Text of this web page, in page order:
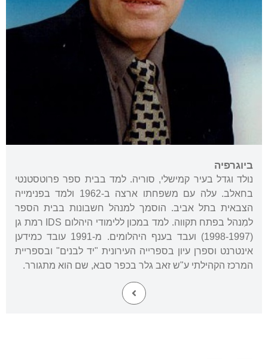
ביוגרפיה
נולד וגדל בעיר קמישלי, סוריה. למד בבית ספר פרוטסטנטי
בחאלב. עלה עם משפחתו ארצה ב-1962 ולמד בפנימייה
הצבאית בתל אביב. הוסמך למנהל חשבונות בבית הספר
למִנהל בפתח תקווה. למד במכון ללימודי היהלום IDS רמת גן
(1998-1997) ועבד בענף היהלומים. מ-1991 עובד כמידען
אינטרנט וספרן עיון בספרייה העירונית "יד לבנים" ובספריית
המרכז הקהילתי ע"ש זאב גלר בכפר סבא, שם הוא מתגורר.